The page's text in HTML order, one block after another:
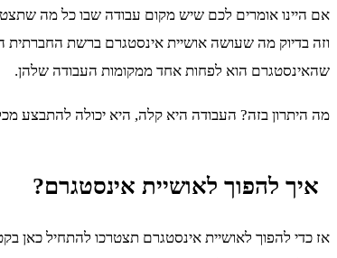
אם היינו אומרים לכם שיש מקום עבודה שבו כל מה
וזה בדיוק מה שעושה אושיית אינסטגרם ברשת
שהאינסטגרם הוא לפחות אחד ממקומות העבודה שלהן.
מה היתרון בזה? העבודה היא קלה, היא יכולה להתבצע
איך להפוך לאושיית אינסטגרם?
אז כדי להפוך לאושיית אינסטגרם תצטרכו להתחיל כאן